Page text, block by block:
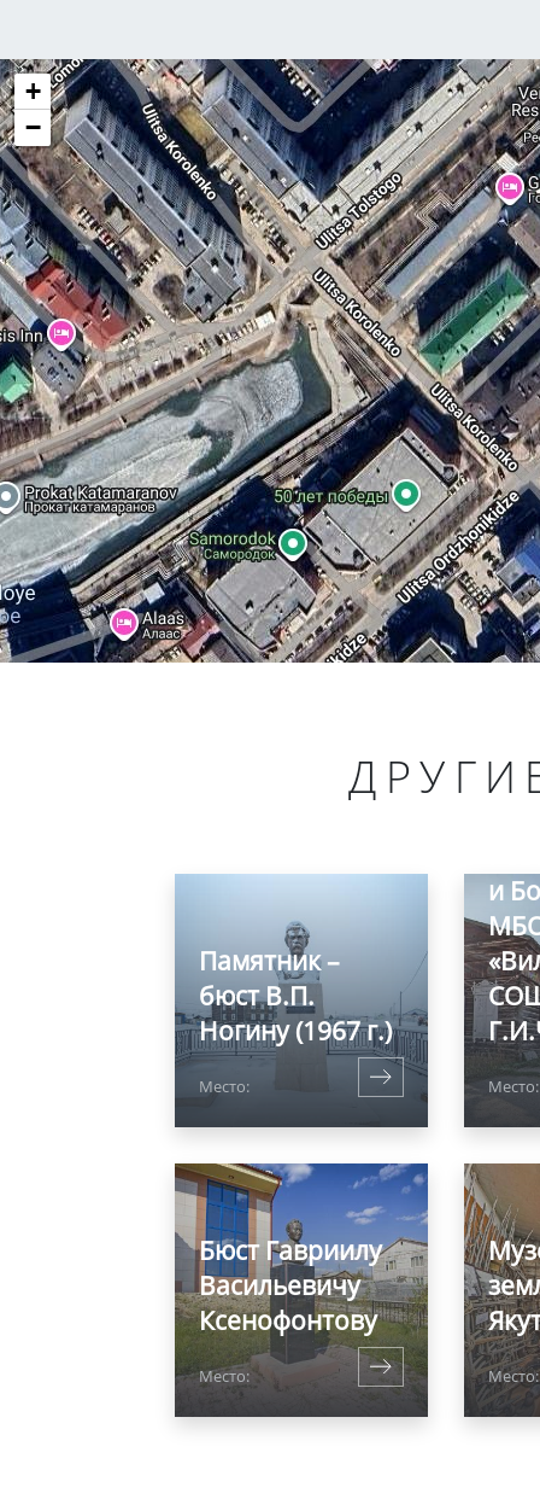
+
−
Памятник –
бюст В.П.
Ногину (1967 г.)
Место:
и
Бюст Гавриилу
Васильевичу
Ксенофонтову
Место: